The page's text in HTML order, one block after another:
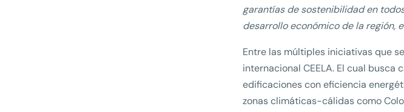
garantías de sostenibilidad en
desarrollo económico de la región,
Entre las múltiples iniciativas que
internacional CEELA. El cual
edificaciones con eficiencia
zonas climáticas-cálidas como